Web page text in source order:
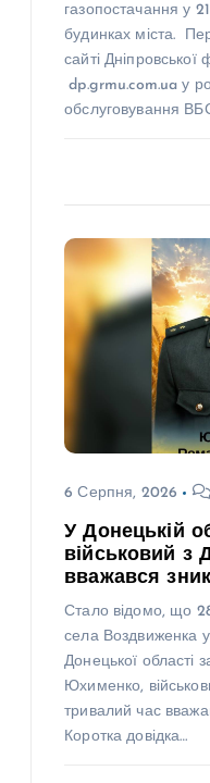
газопостачання у
будинках міста.
сайті Дніпровської
dp.grmu.com.ua у
обслуговування
6 Серпня, 2026
У Донецькій
військовий з
вважався
Стало відомо, що
села Воздвиженка
Донецької області
Юхименко,
тривалий час
Коротка довідка…